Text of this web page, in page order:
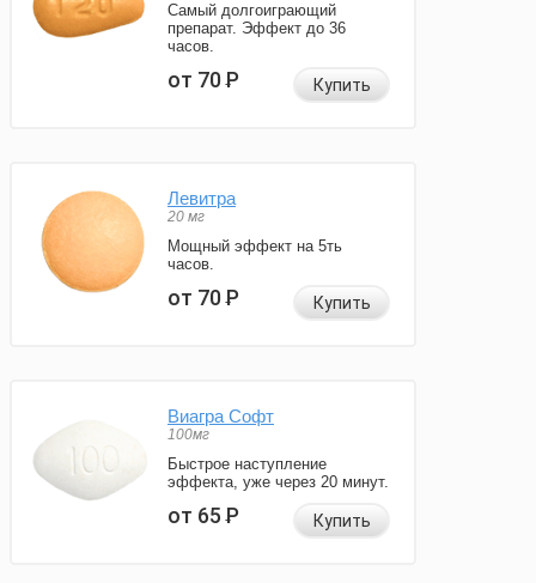
Самый долгоиграющий
препарат. Эффект до 36
часов.
от 70Р Купить
Левитра
20 мг
Мощный эффект на 5ть
часов.
от 70Р Купить
Виагра Софт
100мг
Быстрое наступление
эффекта, уже через 20 минут.
от 65Р Купить